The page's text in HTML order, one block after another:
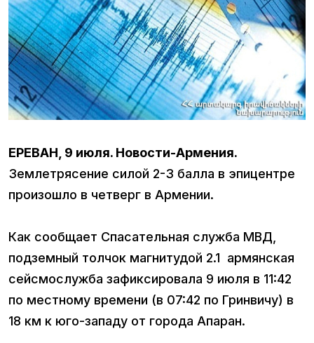
ЕРЕВАН, 9 июля. Новости-Армения.
Землетрясение силой 2-3 балла в эпицентре
произошло в четверг в Армении.
Как сообщает Спасательная служба МВД,
подземный толчок магнитудой 2.1 армянская
сейсмослужба зафиксировала 9 июля в 11:42
по местному времени (в 07:42 по Гринвичу) в
18 км к юго-западу от города Апаран.